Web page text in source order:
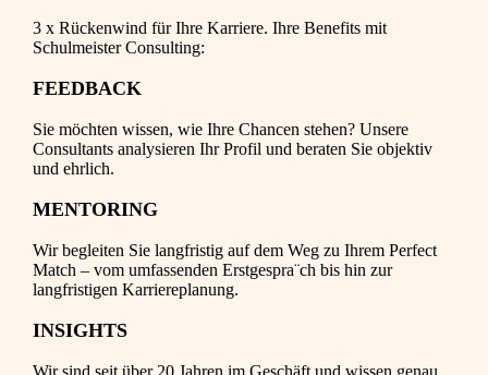
3 x Rückenwind für Ihre Karriere. Ihre Benefits mit
Schulmeister Consulting:
FEEDBACK
Sie möchten wissen, wie Ihre Chancen stehen? Unsere
Consultants analysieren Ihr Profil und beraten Sie objektiv
und ehrlich.
MENTORING
Wir begleiten Sie langfristig auf dem Weg zu Ihrem Perfect
Match – vom umfassenden Erstgespra¨ch bis hin zur
langfristigen Karriereplanung.
INSIGHTS
Wir sind seit über 20 Jahren im Geschäft und wissen genau,